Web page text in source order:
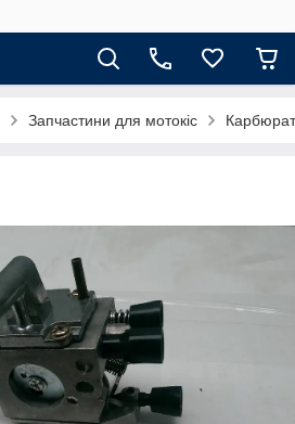
Запчастини для мотокіс